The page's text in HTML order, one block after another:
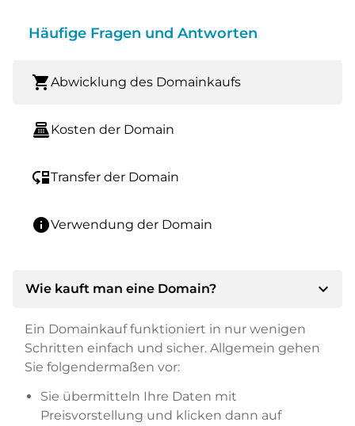
Häufige Fragen und Antworten
shopping_cartAbwicklung des Domainkaufs
point_of_saleKosten der Domain
move_downTransfer der Domain
infoVerwendung der Domain
Wie kauft man eine Domain? expand_more
Ein Domainkauf funktioniert in nur wenigen
Schritten einfach und sicher. Allgemein gehen
Sie folgendermaßen vor:
Sie übermitteln Ihre Daten mit
Preisvorstellung und klicken dann auf